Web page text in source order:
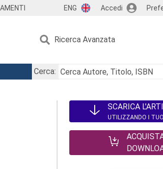
ENG Accedi
Ricerca Avanzata
Cerca:
SCARICA
UTILIZZANDO I